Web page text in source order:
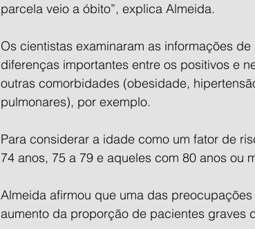
parcela veio a óbito”, explica Almeida.
Os cientistas examinaram as informações
diferenças importantes entre os positivos e
outras comorbidades (obesidade,
pulmonares), por exemplo.
Para considerar a idade como um fator de
74 anos, 75 a 79 e aqueles com 80 anos ou
Almeida afirmou que uma das
aumento da proporção de pacientes graves